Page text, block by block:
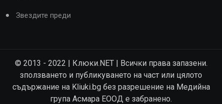
Звездите преди
© 2013 - 2022 | Клюки.NET | Всички права запазени.
зползването и публикуването на част или цялото
съдържание на Kliuki.bg без разрешение на Медийна
група Асмара ЕООД е забранено.